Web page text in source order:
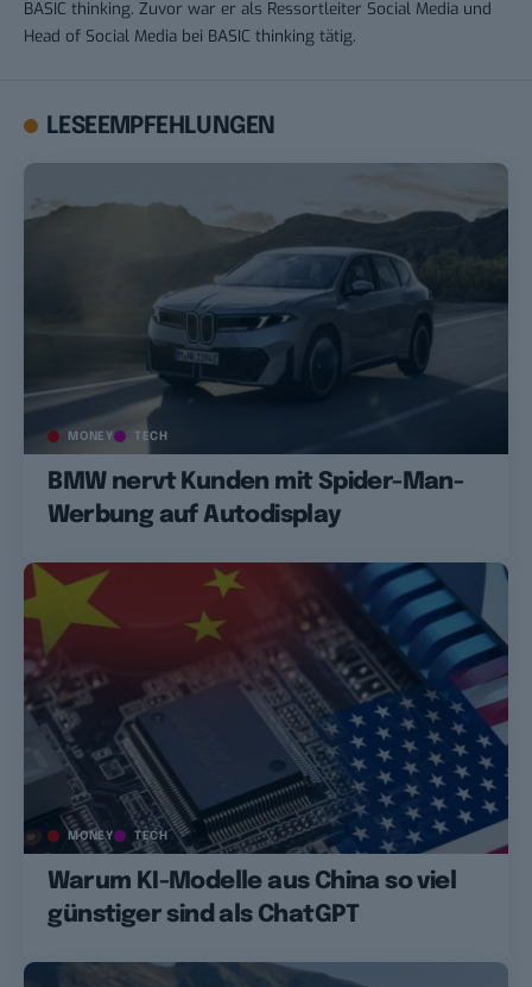
BASIC thinking. Zuvor war er als Ressortleiter Social Media und
Head of Social Media bei BASIC thinking tätig.
LESEEMPFEHLUNGEN
MONEY TECH
BMW nervt Kunden mit Spider-Man-
Werbung auf Autodisplay
MONEY TECH
Warum KI-Modelle aus China so viel
günstiger sind als ChatGPT